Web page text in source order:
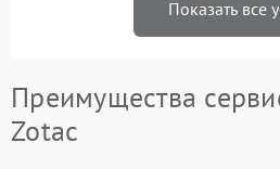
Показать все
Преимущества
Zotac